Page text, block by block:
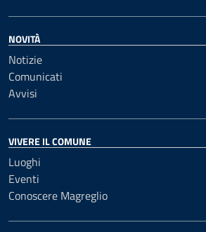
NOVITÀ
Notizie
Comunicati
Avvisi
VIVERE IL COMUNE
Luoghi
Eventi
Conoscere Magreglio